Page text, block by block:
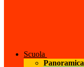
Scuola
Panoramica